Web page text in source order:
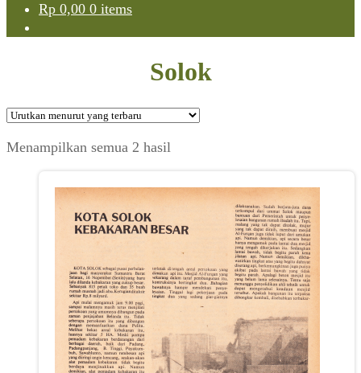
Rp 0,00 0 items
Solok
Menampilkan semua 2 hasil
yang
terbaru